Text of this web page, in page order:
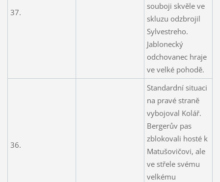
37.
souboji skvěle ve
skluzu odzbrojil
Sylvestreho.
Jablonecký
odchovanec hraje
ve velké pohodě.
36.
Standardní situaci
na pravé straně
vybojoval Kolář.
Bergerův pas
zblokovali hosté k
Matušovičovi, ale
ve střele svému
velkému